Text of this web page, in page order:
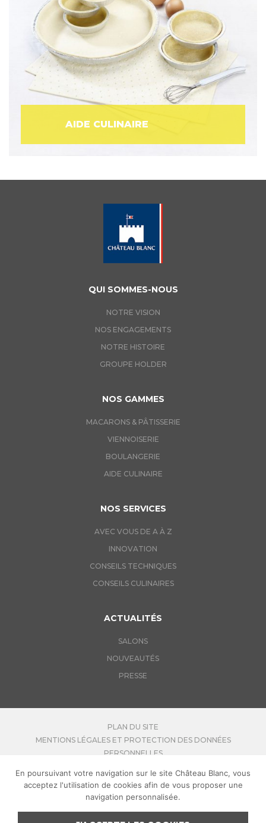
AIDE CULINAIRE
QUI SOMMES-NOUS
NOTRE VISION
NOS ENGAGEMENTS
NOTRE HISTOIRE
GROUPE HOLDER
NOS GAMMES
MACARONS & PÂTISSERIE
VIENNOISERIE
BOULANGERIE
AIDE CULINAIRE
NOS SERVICES
AVEC VOUS DE A À Z
INNOVATION
CONSEILS TECHNIQUES
CONSEILS CULINAIRES
ACTUALITÉS
SALONS
NOUVEAUTÉS
PRESSE
PLAN DU SITE
MENTIONS LÉGALES ET PROTECTION DES DONNÉES
PERSONNELLES
CONTACTEZ-NOUS
REJOIGNEZ-NOUS
En poursuivant votre navigation sur le site Château Blanc, vous
acceptez l'utilisation de cookies afin de vous proposer une
navigation personnalisée.